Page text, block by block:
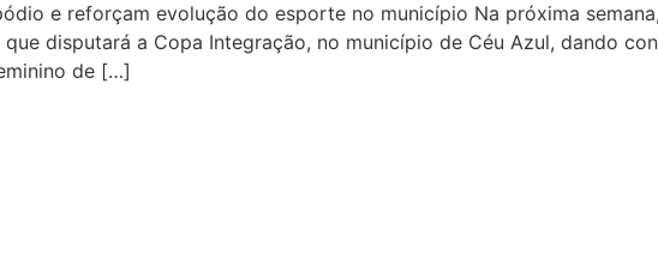
e reforçam evolução do esporte no município Na próxima
disputará a Copa Integração, no município de Céu Azul, dando
de […]